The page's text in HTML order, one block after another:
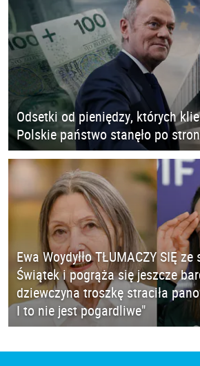
Odsetki od pieniędzy, których
Polskie państwo stanęło po
Ewa Woydyłło TŁUMACZY SIĘ ze
Świątek i pogrąża się jeszcze
dziewczyna troszkę straciła
I to nie jest pogardliwe"